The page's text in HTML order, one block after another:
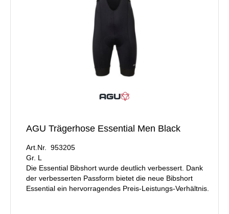
AGU Trägerhose Essential Men Black
Art.Nr. 953205
Gr. L
Die Essential Bibshort wurde deutlich verbessert. Dank
der verbesserten Passform bietet die neue Bibshort
Essential ein hervorragendes Preis-Leistungs-Verhältnis.